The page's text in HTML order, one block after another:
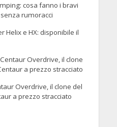
cosa fanno i bravi
rumoracci
Helix e HX: disponibile il
Overdrive, il clone
a prezzo stracciato
Overdrive, il clone del
a prezzo stracciato